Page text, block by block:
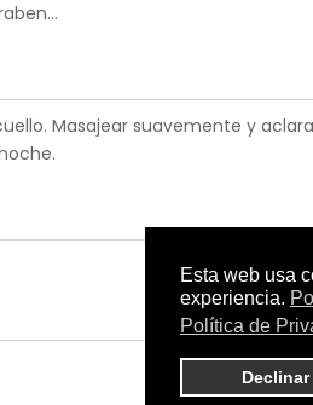
Masajear suavemente y